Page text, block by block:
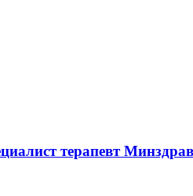
терапевт